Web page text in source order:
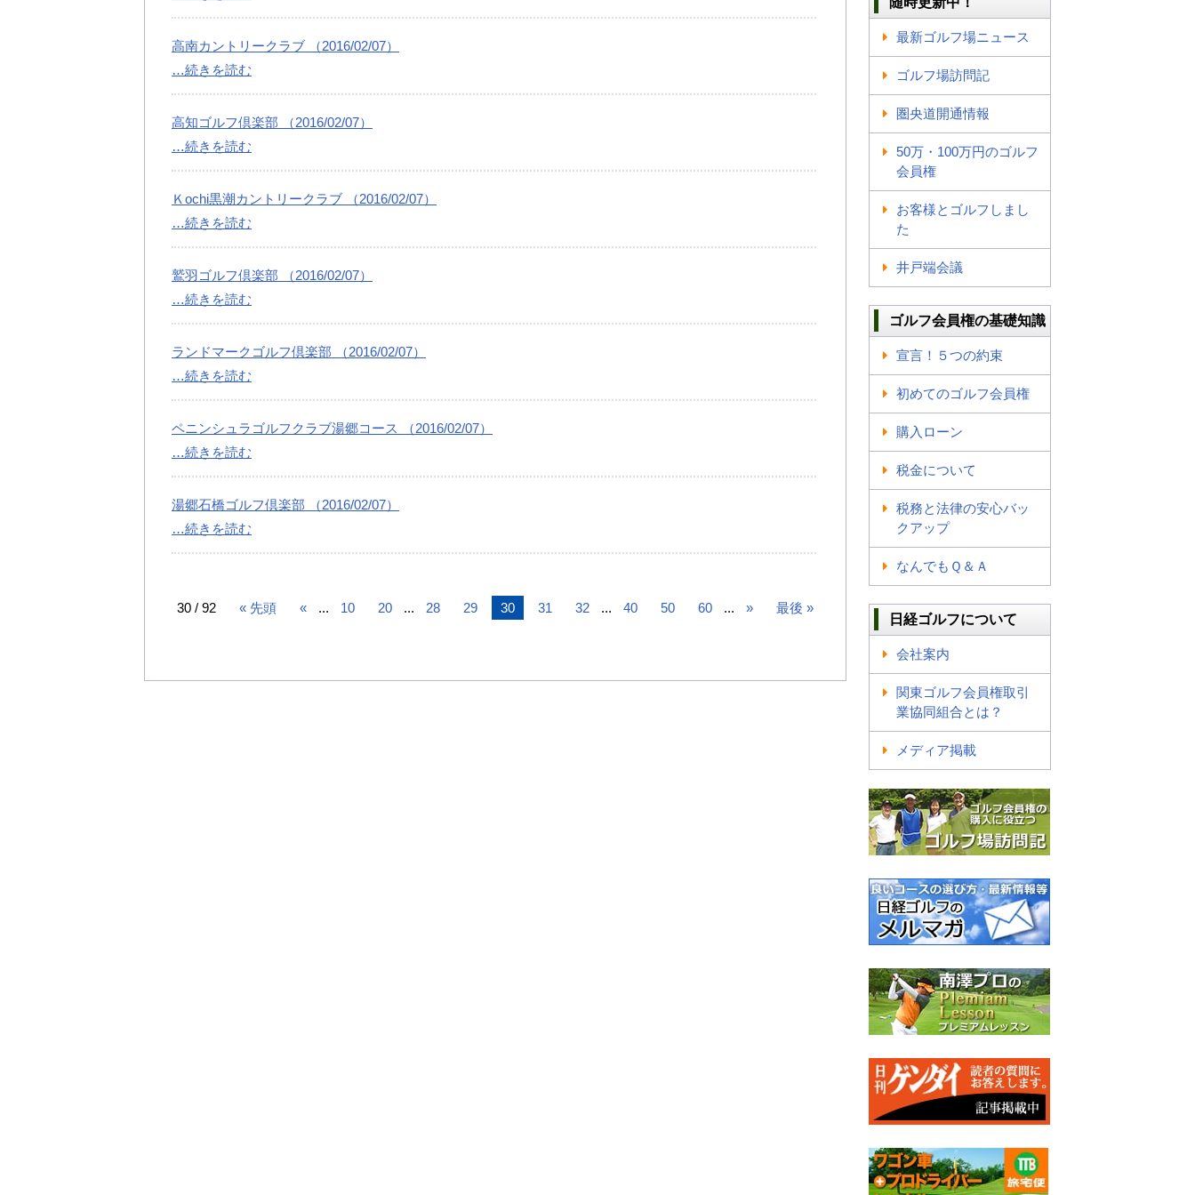
高南カントリークラブ （2016/02/07）
…続きを読む
高知ゴルフ倶楽部 （2016/02/07）
…続きを読む
Ｋochi黒潮カントリークラブ （2016/02/07）
…続きを読む
鷲羽ゴルフ倶楽部 （2016/02/07）
…続きを読む
ランドマークゴルフ倶楽部 （2016/02/07）
…続きを読む
ペニンシュラゴルフクラブ湯郷コース （2016/02/07）
…続きを読む
湯郷石橋ゴルフ倶楽部 （2016/02/07）
…続きを読む
30 / 92 « 先頭 « ... 10 20 ... 28 29 30 31 32 ... 40 50 60 ... » 最後 »
最新ゴルフ場ニュース
ゴルフ場訪問記
圏央道開通情報
50万・100万円のゴルフ
会員権
お客様とゴルフしまし
た
井戸端会議
ゴルフ会員権の基礎知識
宣言！５つの約束
初めてのゴルフ会員権
購入ローン
税金について
税務と法律の安心バッ
クアップ
なんでもＱ＆Ａ
日経ゴルフについて
会社案内
関東ゴルフ会員権取引
業協同組合とは？
メディア掲載